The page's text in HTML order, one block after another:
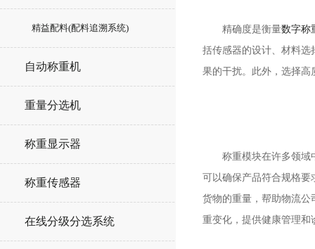
精益配料(配料追溯系统)
自动称重机
重量分选机
称重显示器
称重传感器
在线分级分选系统
精确度是衡量数字称
括传感器的设计、材料选
果的干扰。此外，选择高
称重模块在许多领域中
可以确保产品符合规格要
货物的重量，帮助物流公
重变化，提供健康管理和